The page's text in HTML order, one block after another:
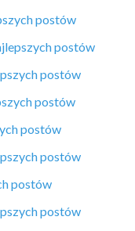
postów
postów
postów
postów
postów
postów
postów
postów